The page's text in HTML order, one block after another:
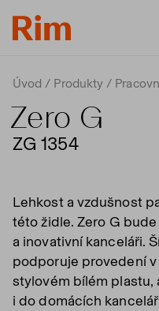
Úvod Produkty
Zero G
ZG 1354
Lehkost a vzdušnost
této židle. Zero G
a inovativní kanceláři.
podporuje provedení
stylovém bílém plastu,
i do domácích